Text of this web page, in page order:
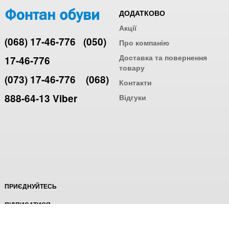
(068) 17-46-776 (050)
17-46-776
(073) 17-46-776
(068)
888-64-13 Viber
ДОДАТКОВО
Акції
Про компанію
Доставка та повернення
товару
Контакти
Відгуки
ПРИЄДНУЙТЕСЬ
ПІДПИСАТИСЯ